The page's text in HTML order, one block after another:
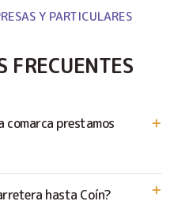
Y PARTICULARES
FRECUENTES
comarca prestamos
hasta Coín?